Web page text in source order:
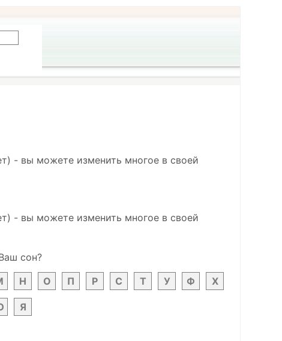
- вы можете изменить многое в своей
- вы можете изменить многое в своей
сон?
Н О П Р С Т У Ф Х
Я